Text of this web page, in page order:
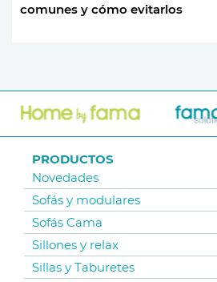
comunes y cómo evitarlos
PRODUCTOS
Novedades
Sofás y modulares
Sofás Cama
Sillones y relax
Sillas y Taburetes